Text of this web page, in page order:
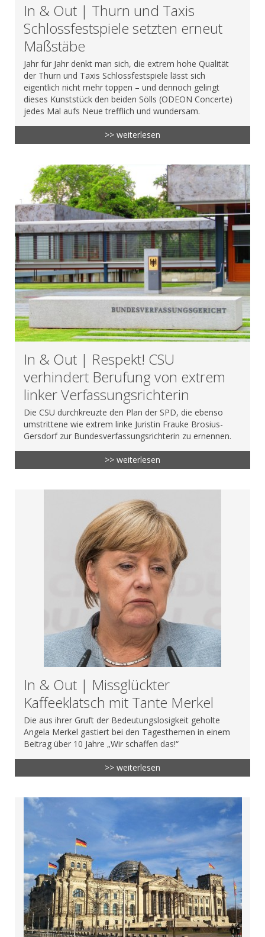
In & Out | Thurn und Taxis
Schlossfestspiele setzten erneut
Maßstäbe
Jahr für Jahr denkt man sich, die extrem hohe Qualität
der Thurn und Taxis Schlossfestspiele lässt sich
eigentlich nicht mehr toppen – und dennoch gelingt
dieses Kunststück den beiden Sölls (ODEON Concerte)
jedes Mal aufs Neue trefflich und wundersam.
>> weiterlesen
In & Out | Respekt! CSU
verhindert Berufung von extrem
linker Verfassungsrichterin
Die CSU durchkreuzte den Plan der SPD, die ebenso
umstrittene wie extrem linke Juristin Frauke Brosius-
Gersdorf zur Bundesverfassungsrichterin zu ernennen.
>> weiterlesen
In & Out | Missglückter
Kaffeeklatsch mit Tante Merkel
Die aus ihrer Gruft der Bedeutungslosigkeit geholte
Angela Merkel gastiert bei den Tagesthemen in einem
Beitrag über 10 Jahre „Wir schaffen das!“
>> weiterlesen